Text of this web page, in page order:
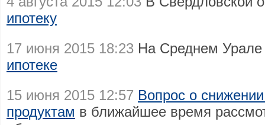
ипотеку
17 июня 2015 18:23 На Среднем
ипотеке
15 июня 2015 12:57 Вопрос о
продуктам в ближайшее время